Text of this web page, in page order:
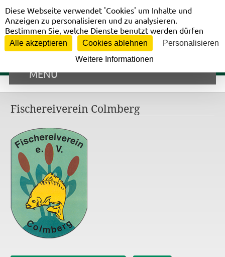
Vorstandsbereich
MENÜ
Fischereiverein Colmberg
Cookie-Einstellungen
Diese Webseite verwendet 'Cookies' um Inhalte und
Anzeigen zu personalisieren und zu analysieren.
Bestimmen Sie, welche Dienste benutzt werden dürfen
Alle akzeptieren Cookies ablehnen
Personalisieren
Weitere Informationen